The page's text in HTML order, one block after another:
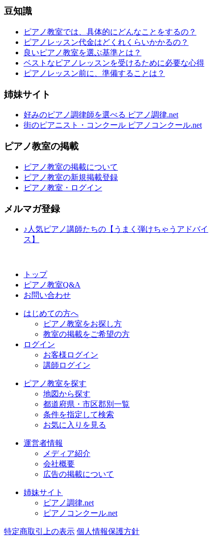
豆知識
ピアノ教室では、具体的にどんなことをするの？
ピアノレッスン代金はどくれくらいかかるの？
良いピアノ教室を選ぶ基準とは？
ベストなピアノレッスンを受けるために必要な心得
ピアノレッスン前に、準備することは？
姉妹サイト
好みのピアノ調律師を選べる ピアノ調律.net
街のピアニスト・コンクール ピアノコンクール.net
ピアノ教室の掲載
ピアノ教室の掲載について
ピアノ教室の新規掲載登録
ピアノ教室・ログイン
メルマガ登録
♪人気ピアノ講師たちの【うまく弾けちゃうアドバイ
ス】
トップ
ピアノ教室Q&A
お問い合わせ
はじめての方へ
ピアノ教室をお探し方
教室の掲載をご希望の方
ログイン
お客様ログイン
講師ログイン
ピアノ教室を探す
地図から探す
都道府県・市区郡別一覧
条件を指定して検索
お気に入りを見る
運営者情報
メディア紹介
会社概要
広告の掲載について
姉妹サイト
ピアノ調律.net
ピアノコンクール.net
特定商取引上の表示 個人情報保護方針